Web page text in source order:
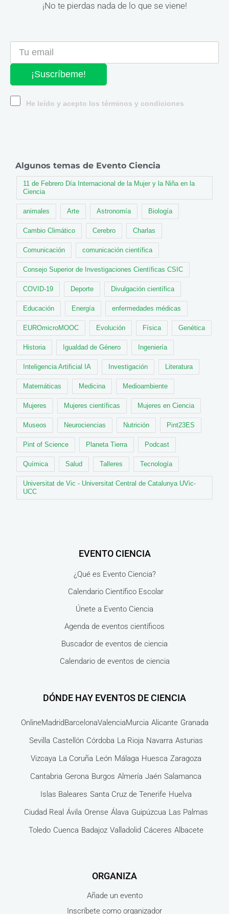
¡No te pierdas nada de lo que se viene!
¡Suscríbeme!
He leído y acepto los términos y condiciones
Algunos temas de Evento Ciencia
11 de Febrero Día Internacional de la Mujer y la Niña en la
Ciencia
animales Arte Astronomía Biología
Cambio Climático Cerebro Charlas
Comunicación comunicación científica
Consejo Superior de Investigaciones Científicas CSIC
COVID-19 Deporte Divulgación científica
Educación Energía enfermedades médicas
EUROmicroMOOC Evolución Física Genética
Historia Igualdad de Género Ingeniería
Inteligencia Artificial IA Investigación Literatura
Matemáticas Medicina Medioambiente
Mujeres Mujeres científicas Mujeres en Ciencia
Museos Neurociencias Nutrición Pint23ES
Pint of Science Planeta Tierra Podcast
Química Salud Talleres Tecnología
Universitat de Vic - Universitat Central de Catalunya UVic-
UCC
EVENTO CIENCIA
¿Qué es Evento Ciencia?
Calendario Científico Escolar
Únete a Evento Ciencia
Agenda de eventos científicos
Buscador de eventos de ciencia
Calendario de eventos de ciencia
DÓNDE HAY EVENTOS DE CIENCIA
OnlineMadridBarcelonaValenciaMurcia Alicante Granada
Sevilla Castellón Córdoba La Rioja Navarra Asturias
Vizcaya La Coruña León Málaga Huesca Zaragoza
Cantabria Gerona Burgos Almería Jaén Salamanca
Islas Baleares Santa Cruz de Tenerife Huelva
Ciudad Real Ávila Orense Álava Guipúzcua Las Palmas
Toledo Cuenca Badajoz Valladolid Cáceres Albacete
ORGANIZA
Añade un evento
Inscríbete como organizador